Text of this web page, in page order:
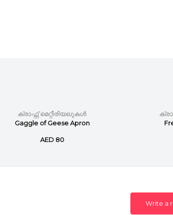
ക്രാഫ്റ്റ് മെറ്റീരിയലുകൾ
Gaggle of Geese Apron
AED 80
Write a